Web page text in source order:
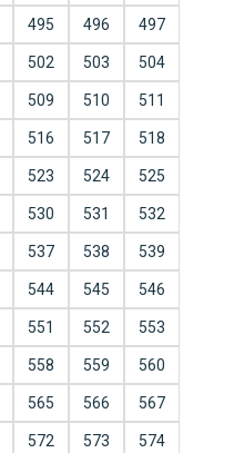
495 496 497
502 503 504
509 510 511
516 517 518
523 524 525
530 531 532
537 538 539
544 545 546
551 552 553
558 559 560
565 566 567
572 573 574